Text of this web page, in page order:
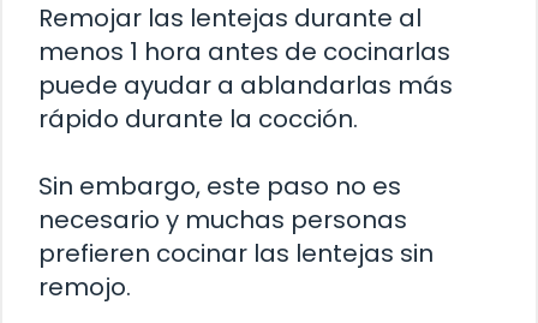
Remojar las lentejas durante al
menos 1 hora antes de cocinarlas
puede ayudar a ablandarlas más
rápido durante la cocción.
Sin embargo, este paso no es
necesario y muchas personas
prefieren cocinar las lentejas sin
remojo.